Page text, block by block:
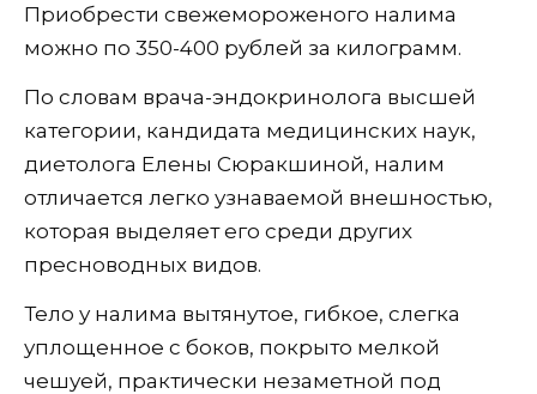
Приобрести свежемороженого налима
можно по 350-400 рублей за килограмм.
По словам врача-эндокринолога высшей
категории, кандидата медицинских наук,
диетолога Елены Сюракшиной, налим
отличается легко узнаваемой внешностью,
которая выделяет его среди других
пресноводных видов.
Тело у налима вытянутое, гибкое, слегка
уплощенное с боков, покрыто мелкой
чешуей, практически незаметной под